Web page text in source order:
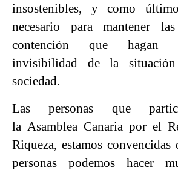
insostenibles, y como
necesario para mantener
contención que hagan
invisibilidad de la
sociedad.
Las personas que
la Asamblea Canaria por el
Riqueza, estamos convencidas
personas podemos hacer